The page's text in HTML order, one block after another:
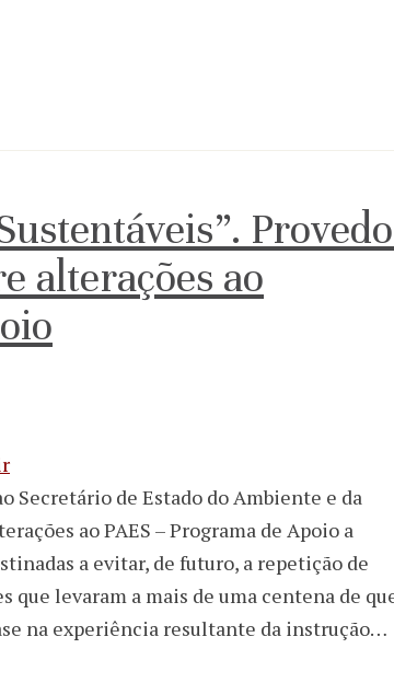
alterações ao
Secretário de Estado do Ambiente e da
ao PAES – Programa de Apoio a
a evitar, de futuro, a repetição de
levaram a mais de uma centena de
na experiência resultante da instrução…